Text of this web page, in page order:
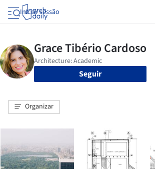
Iniciar sessão
Seguir
Organizar